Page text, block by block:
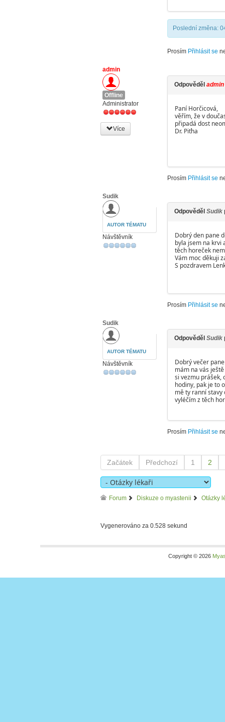
Poslední změna:
Prosím Přihlásit se
admin
Offline
Administrator
Více
Odpověděl admin
Paní Horčicová,
věřím, že v
připadá dost
Dr. Piťha
Prosím Přihlásit se
Sudik
AUTOR TÉMATU
Návštěvník
Odpověděl Sudik
Dobrý den pane
byla jsem na krvi
těch horeček
Vám moc děkuji
S pozdravem
Prosím Přihlásit se
Sudik
AUTOR TÉMATU
Návštěvník
Odpověděl Sudik
Dobrý večer
mám na vás
si vezmu prášek,
hodiny, pak je to
mě ty ranní stavy
vyléčím z těch
Prosím Přihlásit se
Začátek Předchozí 1 2
Forum Diskuze o myastenii Otázky
Vygenerováno za 0.528 sekund
Copyright © 2026